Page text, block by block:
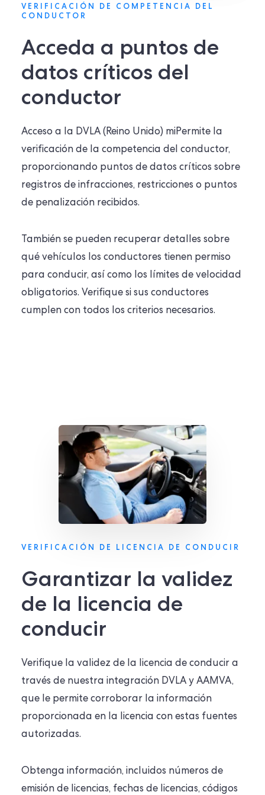
VERIFICACIÓN DE COMPETENCIA DEL
CONDUCTOR
Acceda a puntos de
datos críticos del
conductor
Acceso a la DVLA (Reino Unido) miPermite la
verificación de la competencia del conductor,
proporcionando puntos de datos críticos sobre
registros de infracciones, restricciones o puntos
de penalización recibidos.
También se pueden recuperar detalles sobre
qué vehículos los conductores tienen permiso
para conducir, así como los límites de velocidad
obligatorios. Verifique si sus conductores
cumplen con todos los criterios necesarios.
VERIFICACIÓN DE LICENCIA DE CONDUCIR
Garantizar la validez
de la licencia de
conducir
Verifique la validez de la licencia de conducir a
través de nuestra integración DVLA y AAMVA,
que le permite corroborar la información
proporcionada en la licencia con estas fuentes
autorizadas.
Obtenga información, incluidos números de
emisión de licencias, fechas de licencias, códigos